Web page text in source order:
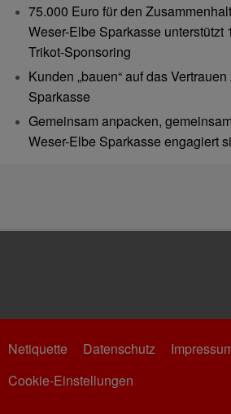
75.000 Euro für den
Weser-Elbe Sparkasse unterstützt
Trikot-Sponsoring
Kunden „bauen“ auf das
Sparkasse
Gemeinsam anpacken,
Weser-Elbe Sparkasse engagiert
Netiquette Datenschutz
Cookie-Einstellungen